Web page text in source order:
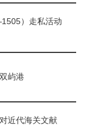
）走私活动
屿港
近代海关文献